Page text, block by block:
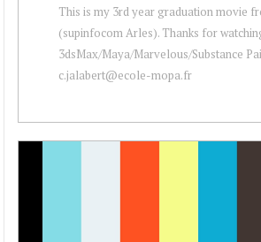
This is my 3rd year graduation movie
(supinfocom Arles). Thanks for
3dsMax/Maya/Marvelous/Substance
c.jalabert@ecole-mopa.fr